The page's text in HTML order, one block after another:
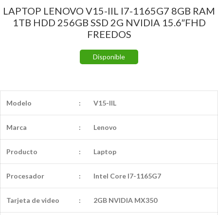
LAPTOP LENOVO V15-IIL I7-1165G7 8GB RAM
1TB HDD 256GB SSD 2G NVIDIA 15.6″FHD
FREEDOS
Disponible
Modelo : V15-IIL
Marca : Lenovo
Producto : Laptop
Procesador : Intel Core I7-1165G7
Tarjeta de video : 2GB NVIDIA MX350